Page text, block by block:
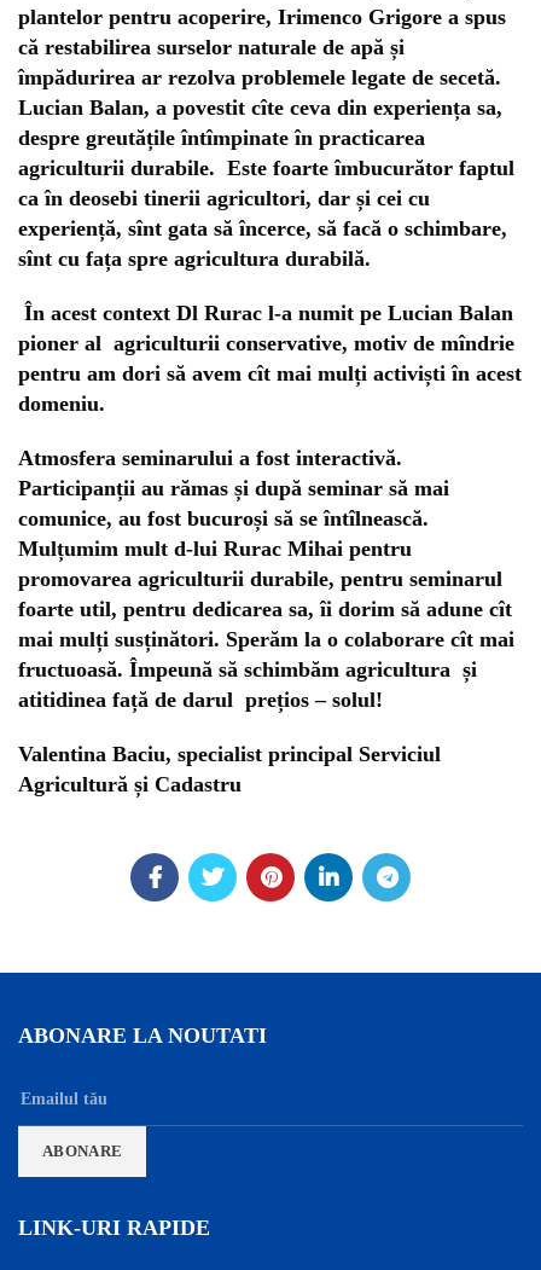
plantelor pentru acoperire, Irimenco Grigore a spus
că restabilirea surselor naturale de apă și
împădurirea ar rezolva problemele legate de secetă.
Lucian Balan, a povestit cîte ceva din experiența sa,
despre greutățile întîmpinate în practicarea
agriculturii durabile. Este foarte îmbucurător faptul
ca în deosebi tinerii agricultori, dar și cei cu
experiență, sînt gata să încerce, să facă o schimbare,
sînt cu fața spre agricultura durabilă.
În acest context Dl Rurac l-a numit pe Lucian Balan
pioner al agriculturii conservative, motiv de mîndrie
pentru am dori să avem cît mai mulți activiști în acest
domeniu.
Atmosfera seminarului a fost interactivă.
Participanții au rămas și după seminar să mai
comunice, au fost bucuroși să se întîlnească.
Mulțumim mult d-lui Rurac Mihai pentru
promovarea agriculturii durabile, pentru seminarul
foarte util, pentru dedicarea sa, îi dorim să adune cît
mai mulți susținători. Sperăm la o colaborare cît mai
fructuoasă. Împeună să schimbăm agricultura și
atitidinea față de darul prețios – solul!
Valentina Baciu, specialist principal Serviciul
Agricultură și Cadastru
ABONARE LA NOUTATI
LINK-URI RAPIDE